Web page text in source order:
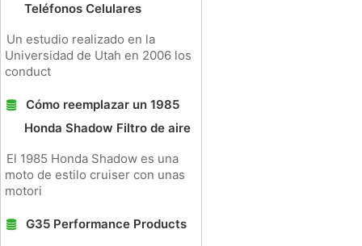
Teléfonos Celulares
Un estudio realizado en la
Universidad de Utah en 2006 los
conduct
Cómo reemplazar un 1985
Honda Shadow Filtro de aire
El 1985 Honda Shadow es una
moto de estilo cruiser con unas
motori
G35 Performance Products